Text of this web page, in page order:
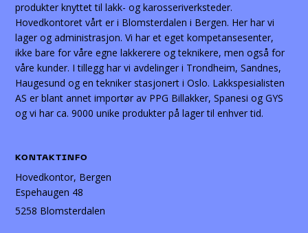
produkter knyttet til lakk- og karosseriverksteder.
Hovedkontoret vårt er i Blomsterdalen i Bergen. Her har vi
lager og administrasjon. Vi har et eget kompetansesenter,
ikke bare for våre egne lakkerere og teknikere, men også for
våre kunder. I tillegg har vi avdelinger i Trondheim, Sandnes,
Haugesund og en tekniker stasjonert i Oslo. Lakkspesialisten
AS er blant annet importør av PPG Billakker, Spanesi og GYS
og vi har ca. 9000 unike produkter på lager til enhver tid.
KONTAKTINFO
Hovedkontor, Bergen
Espehaugen 48
5258 Blomsterdalen